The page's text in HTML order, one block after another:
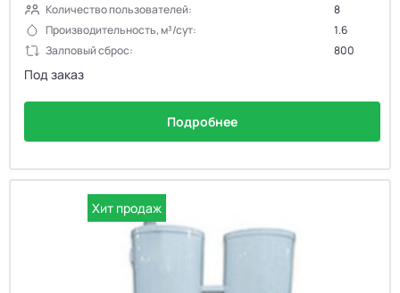
Количество пользователей:
8
Производительность, м³/сут:
1.6
Залповый сброс:
800
Под заказ
Подробнее
Хит продаж